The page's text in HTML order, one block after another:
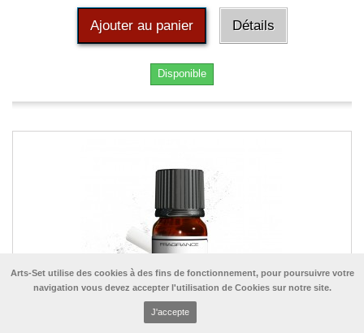
Arts-Set utilise des cookies à des fins de fonctionnement, pour poursuivre votre
navigation vous devez accepter l'utilisation de Cookies sur notre site.
J'accepte
Ajouter au panier Détails
Disponible